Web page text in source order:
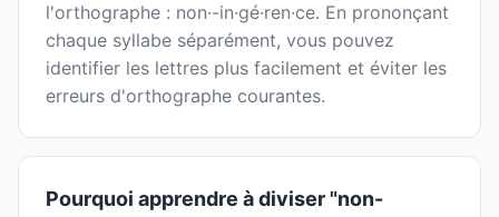
l'orthographe : non·-in·gé·ren·ce. En prononçant
chaque syllabe séparément, vous pouvez
identifier les lettres plus facilement et éviter les
erreurs d'orthographe courantes.
Pourquoi apprendre à diviser "non-